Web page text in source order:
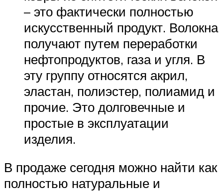
– это фактически полностью
искусственный продукт. Волокна
получают путем переработки
нефтопродуктов, газа и угля. В
эту группу относятся акрил,
эластан, полиэстер, полиамид и
прочие. Это долговечные и
простые в эксплуатации
изделия.
В продаже сегодня можно найти как
полностью натуральные и